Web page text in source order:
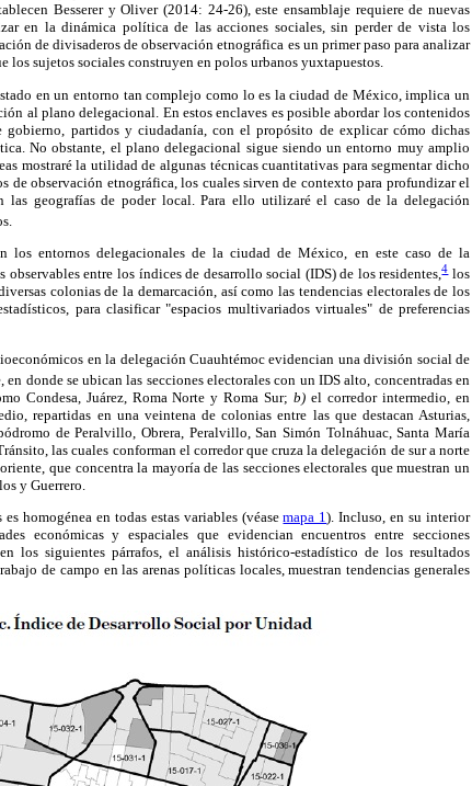
Besserer y Oliver (2014: 24-26), este ensamblaje requiere de nuevas
en la dinámica política de las acciones sociales, sin perder de vista los
de divisaderos de observación etnográfica es un primer paso para analizar
sujetos sociales construyen en polos urbanos yuxtapuestos.
en un entorno tan complejo como lo es la ciudad de México, implica un
al plano delegacional. En estos enclaves es posible abordar los contenidos
gobierno, partidos y ciudadanía, con el propósito de explicar cómo dichas
No obstante, el plano delegacional sigue siendo un entorno muy amplio
mostraré la utilidad de algunas técnicas cuantitativas para segmentar dicho
observación etnográfica, los cuales sirven de contexto para profundizar el
geografías de poder local. Para ello utilizaré el caso de la delegación
los entornos delegacionales de la ciudad de México, en este caso de la
entre los índices de desarrollo social (IDS) de los residentes,4los
colonias de la demarcación, así como las tendencias electorales de los
para clasificar "espacios multivariados virtuales" de preferencias
en la delegación Cuauhtémoc evidencian una división social de
donde se ubican las secciones electorales con un IDS alto, concentradas en
Condesa, Juárez, Roma Norte y Roma Sur;b) el corredor intermedio, en
repartidas en una veintena de colonias entre las que destacan Asturias,
de Peralvillo, Obrera, Peralvillo, San Simón Tolnáhuac, Santa María
las cuales conforman el corredor que cruza la delegación de sur a norte
que concentra la mayoría de las secciones electorales que muestran un
y Guerrero.
homogénea en todas estas variables (véasemapa 1). Incluso, en su interior
económicas y espaciales que evidencian encuentros entre secciones
los siguientes párrafos, el análisis histórico-estadístico de los resultados
de campo en las arenas políticas locales, muestran tendencias generales